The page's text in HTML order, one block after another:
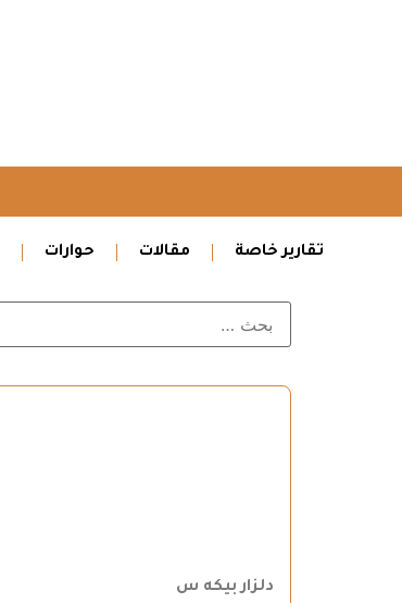
تقارير خاصة مقالات حوارات
دلزار بيكه س